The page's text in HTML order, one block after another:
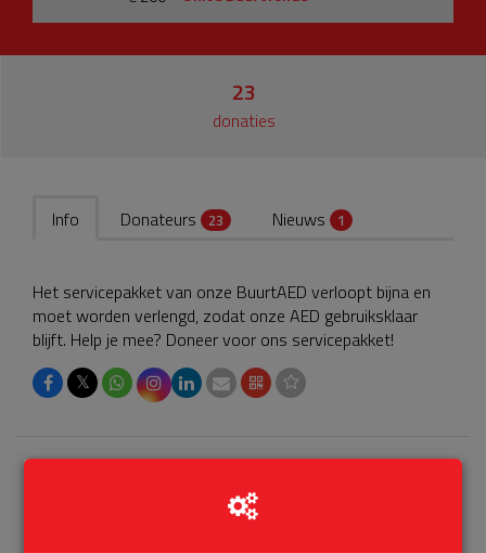
23
donaties
Info Donateurs 23 Nieuws 1
Het servicepakket van onze BuurtAED verloopt bijna en
moet worden verlengd, zodat onze AED gebruiksklaar
blijft. Help je mee? Doneer voor ons servicepakket!
𝕏
Laatste donaties
Bekijk alle